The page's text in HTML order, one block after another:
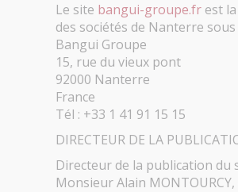
Le site bangui-groupe.fr est
des sociétés de Nanterre
Bangui Groupe
15, rue du vieux pont
92000 Nanterre
France
Tél : +33 1 41 91 15 15
DIRECTEUR DE LA
Directeur de la publication du
MonsieurAlain MONTOURCY